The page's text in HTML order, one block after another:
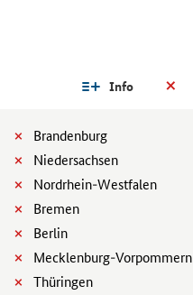
Info
Brandenburg
Niedersachsen
Nordrhein-Westfalen
Bremen
Berlin
Mecklenburg-Vorpommern
Thüringen